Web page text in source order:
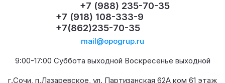
+7 (988) 235-70-35
+7 (918) 108-333-9
+7(862)235-70-35
mail@opogrup.ru
9:00-17:00 Суббота выходной Воскресенье выходной
г.Сочи, п.Лазаревское, ул. Партизанская 62А ком 61 этаж